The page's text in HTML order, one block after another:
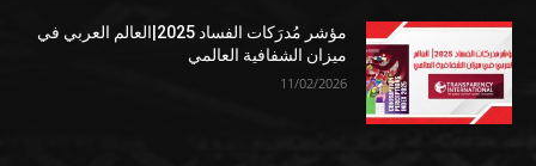
مؤشر مُدرَكات الفساد 2025|العالم العربي في
ميزان الشفافية العالمي
11/02/2026